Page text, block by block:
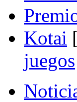
Kotai
juegos